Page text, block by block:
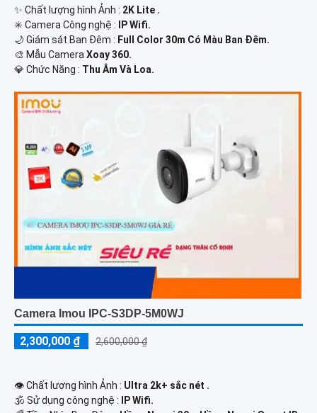
✨ Chất lượng hình Ảnh : 2K Lite .
✳️ Camera Công nghệ :
IP Wifi.
🌙 Giám sát Ban Đêm : Full Color 30m Có Màu Ban Ðêm.
🎨 Mẫu Camera Xoay 360.
️💎 Chức Năng : Thu Âm Và Loa.
Camera Imou IPC-S3DP-5M0WJ
2,300,000 ₫ 2,600,000 ₫
👁 Chất lượng hình Ảnh : Ultra 2k+ sắc nét .
🕉️ Sử dụng công nghệ :
IP Wifi.